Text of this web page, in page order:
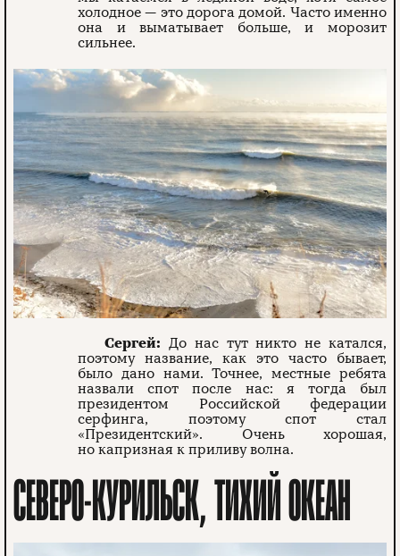
холодное — это дорога домой. Часто именно
она и выматывает больше, и морозит
сильнее.
Сергей: До нас тут никто не катался,
поэтому название, как это часто бывает,
было дано нами. Точнее, местные ребята
назвали спот после нас: я тогда был
президентом Российской федерации
серфинга, поэтому спот стал
«Президентский». Очень хорошая,
но капризная к приливу волна.
СЕВЕРО-КУРИЛЬСК, ТИХИЙ ОКЕАН